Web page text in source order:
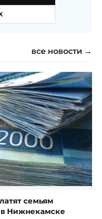
все новости →
семьям
Нижнекамске